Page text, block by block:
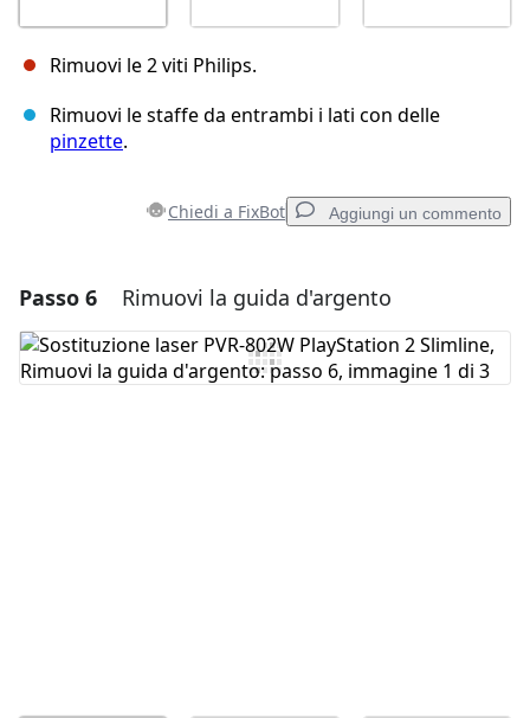
Rimuovi le 2 viti Philips.
Rimuovi le staffe da entrambi i lati con delle
pinzette.
Chiedi a FixBot Aggiungi un commento
Aggiungi un commento
Aggiungi Commento
Passo 6 Rimuovi la guida d'argento